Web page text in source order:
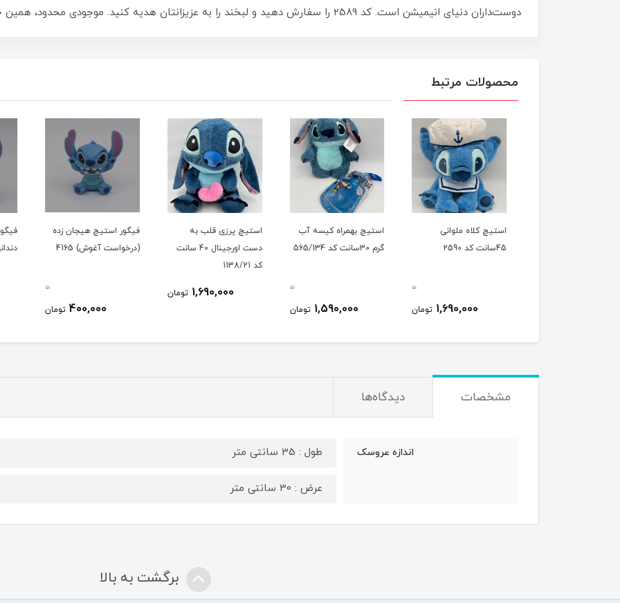
دوست‌داران دنیای انیمیشن است. کد 2589 را سفارش دهید و لبخند را به عزیزانتان هدیه کنید. موجودی محدود، همین حالا خرید کنید!
محصولات مرتبط
استیچ کلاه ملوانی
45سانت کد 2590
0
1,690,000 تومان
استیچ بهمراه کیسه آب
گرم 30سانت کد 565/134
0
1,590,000 تومان
استیچ پرزی قلب به
دست اورجینال 40 سانت
کد 1138/21
1,690,000 تومان
فیگور استیچ هیجان زده
(درخواست آغوش) 4165
0
400,000 تومان
مشخصات دیدگاه‌ها
اندازه عروسک طول : 35 سانتی متر
عرض : 30 سانتی متر
برگشت به بالا